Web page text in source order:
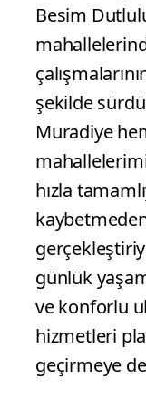
Besim
şekilde
Muradiye
hızla
kaybetmeden
günlük
ve konforlu
hizmetleri
geçirmeye